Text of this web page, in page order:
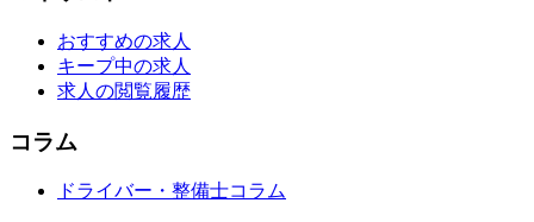
おすすめの求人
キープ中の求人
求人の閲覧履歴
コラム
ドライバー・整備士コラム